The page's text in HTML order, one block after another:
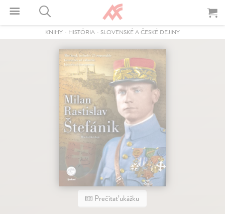
KNIHY - HISTÓRIA - SLOVENSKÉ A ČESKÉ DEJINY
Prečítať ukážku